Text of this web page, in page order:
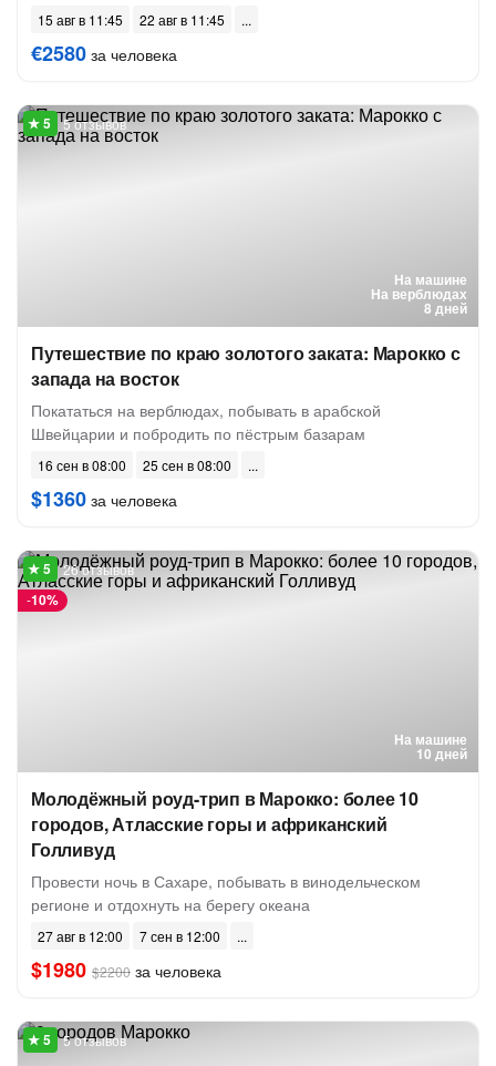
15 авг в 11:45 22 авг в 11:45
€2580 за человека
На машине
На верблюдах
8 дней
5 отзывов
Путешествие по краю золотого заката: Марокко с
запада на восток
Покататься на верблюдах, побывать в арабской
Швейцарии и побродить по пёстрым базарам
16 сен в 08:00 25 сен в 08:00
$1360 за человека
На машине
10 дней
-10%
26 отзывов
Молодёжный роуд-трип в Марокко: более 10
городов, Атласские горы и африканский
Голливуд
Провести ночь в Сахаре, побывать в винодельческом
регионе и отдохнуть на берегу океана
27 авг в 12:00 7 сен в 12:00
$1980 $2200 за человека
5 отзывов